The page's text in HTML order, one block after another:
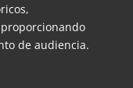
de audiencia.